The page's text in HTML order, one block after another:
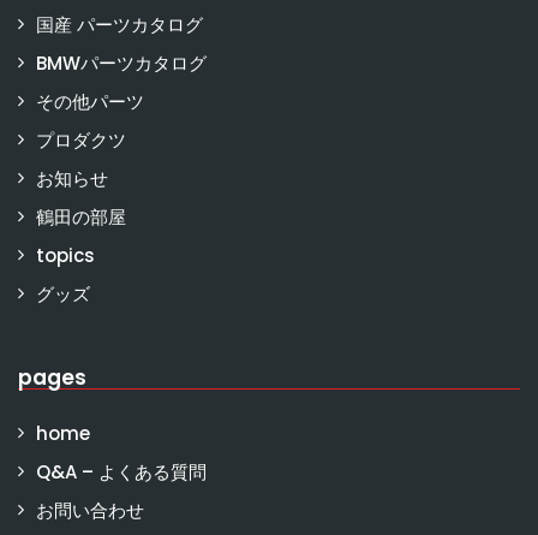
国産 パーツカタログ
BMWパーツカタログ
その他パーツ
プロダクツ
お知らせ
鶴田の部屋
topics
グッズ
pages
home
Q&A – よくある質問
お問い合わせ